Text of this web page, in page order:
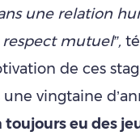
une relation
mutuel”,
de ces
une vingtaine
toujours eu des